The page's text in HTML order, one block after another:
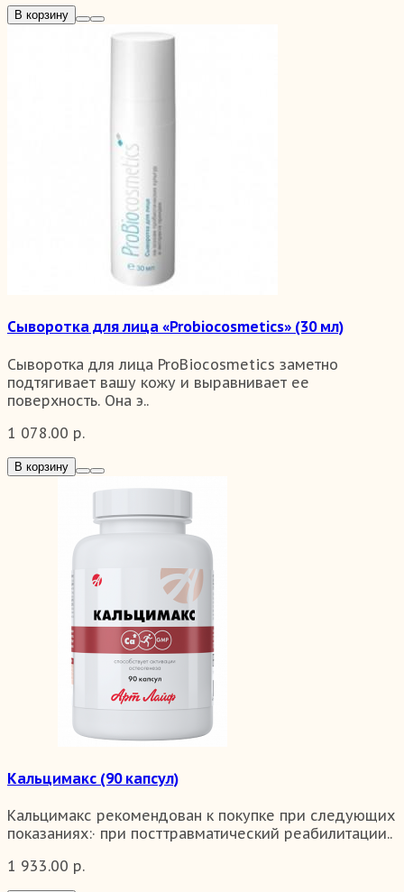
В корзину
Сыворотка для лица «Probiocosmetics» (30 мл)
Сыворотка для лица ProBiocosmetics заметно
подтягивает вашу кожу и выравнивает ее
поверхность. Она э..
1 078.00 р.
В корзину
Кальцимакс (90 капсул)
Кальцимакс рекомендован к покупке при следующих
показаниях:· при посттравматический реабилитации..
1 933.00 р.